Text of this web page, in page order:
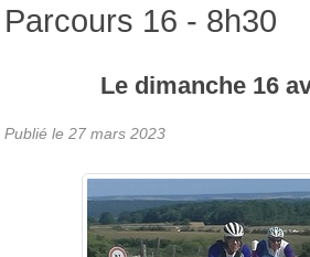
Parcours 16 - 8h30
Le dimanche 16
Publié le 27 mars 2023